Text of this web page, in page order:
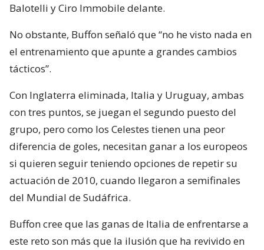
Balotelli y Ciro Immobile delante.
No obstante, Buffon señaló que “no he visto nada en
el entrenamiento que apunte a grandes cambios
tácticos”.
Con Inglaterra eliminada, Italia y Uruguay, ambas
con tres puntos, se juegan el segundo puesto del
grupo, pero como los Celestes tienen una peor
diferencia de goles, necesitan ganar a los europeos
si quieren seguir teniendo opciones de repetir su
actuación de 2010, cuando llegaron a semifinales
del Mundial de Sudáfrica.
Buffon cree que las ganas de Italia de enfrentarse a
este reto son más que la ilusión que ha revivido en